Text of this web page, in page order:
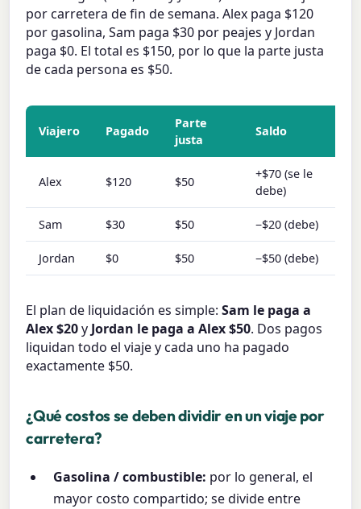
por carretera de fin de semana. Alex paga $120
por gasolina, Sam paga $30 por peajes y Jordan
paga $0. El total es $150, por lo que la parte justa
de cada persona es $50.
Viajero Pagado
Parte
justa
Saldo
Alex $120 $50
+$70 (se le
debe)
Sam $30 $50 −$20 (debe)
Jordan $0 $50 −$50 (debe)
El plan de liquidación es simple:Sam le paga a
Alex $20y Jordan le paga a Alex $50. Dos pagos
liquidan todo el viaje y cada uno ha pagado
exactamente $50.
¿Qué costos se deben dividir en un viaje por
carretera?
Gasolina / combustible: por lo general, el
mayor costo compartido; se divide entre